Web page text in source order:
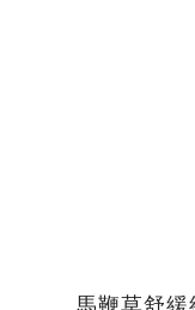
馬鞭草舒緩